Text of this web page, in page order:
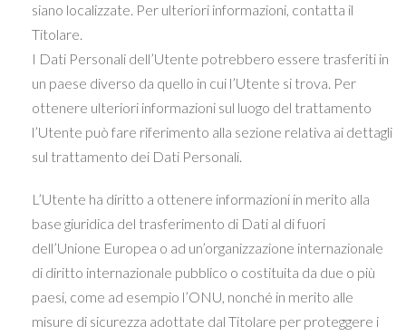
siano localizzate. Per ulteriori informazioni, contatta il
Titolare.
I Dati Personali dell’Utente potrebbero essere trasferiti in
un paese diverso da quello in cui l’Utente si trova. Per
ottenere ulteriori informazioni sul luogo del trattamento
l’Utente può fare riferimento alla sezione relativa ai dettagli
sul trattamento dei Dati Personali.
L’Utente ha diritto a ottenere informazioni in merito alla
base giuridica del trasferimento di Dati al di fuori
dell’Unione Europea o ad un’organizzazione internazionale
di diritto internazionale pubblico o costituita da due o più
paesi, come ad esempio l’ONU, nonché in merito alle
misure di sicurezza adottate dal Titolare per proteggere i